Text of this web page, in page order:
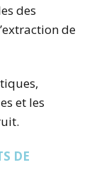
des
de
et les
DE